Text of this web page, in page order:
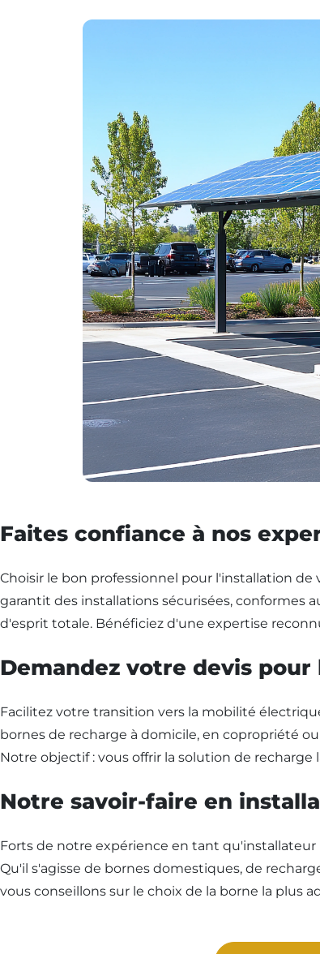
Faites confiance à nos
Choisir le bon professionnel pour l'installation
garantit des installations sécurisées, conformes
d'esprit totale. Bénéficiez d'une expertise
Demandez votre devis
Facilitez votre transition vers la mobilité
bornes de recharge à domicile, en copropriété
Notre objectif : vous offrir la solution de
Notre savoir-faire en
Forts de notre expérience en tant qu'installateur
Qu'il s'agisse de bornes domestiques, de
vous conseillons sur le choix de la borne la plus